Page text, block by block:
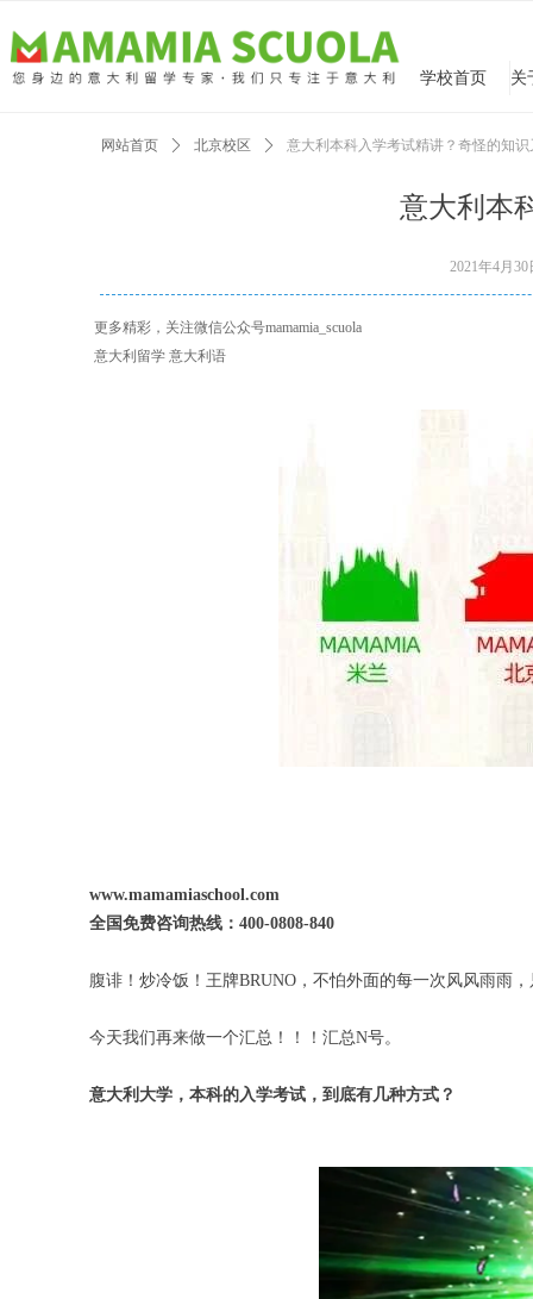
学校首页
意大利本
网站首页 ꄲ 北京校区 ꄲ 意大利本科入学考试精讲？奇怪的知
www.mamamiaschool.com
全国免费咨询热线：400-0808-840
腹诽！炒冷饭！王牌BRUNO，不怕外面的每一次风风雨雨
今天我们再来做一个汇总！！！汇总N号。
意大利大学，本科的入学考试，到底有几种方式？
2021年4月30
更多精彩，关注微信公众号mamamia_scuola
意大利留学 意大利语